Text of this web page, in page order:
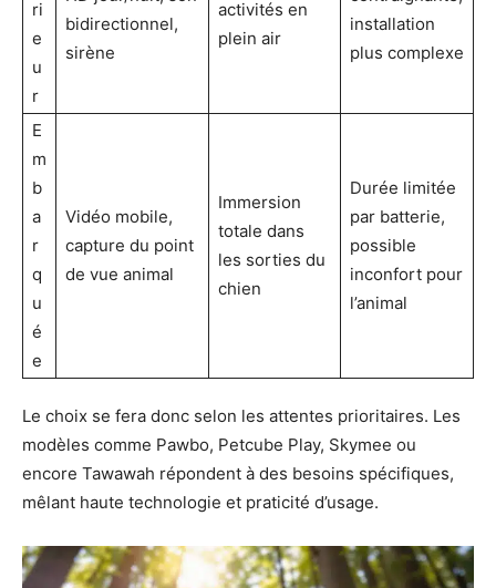
ri
e
u
r
bidirectionnel,
sirène
activités en
plein air
installation
plus complexe
E
m
b
a
r
q
u
é
e
Vidéo mobile,
capture du point
de vue animal
Immersion
totale dans
les sorties du
chien
Durée limitée
par batterie,
possible
inconfort pour
l’animal
Le choix se fera donc selon les attentes prioritaires. Les
modèles comme Pawbo, Petcube Play, Skymee ou
encore Tawawah répondent à des besoins spécifiques,
mêlant haute technologie et praticité d’usage.